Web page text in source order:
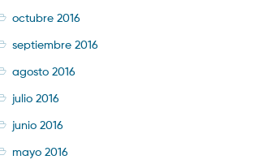
octubre 2016
septiembre 2016
agosto 2016
julio 2016
junio 2016
mayo 2016